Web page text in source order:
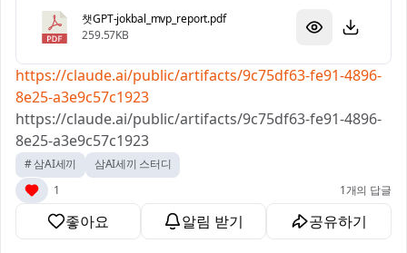
챗GPT-jokbal_mvp_report.pdf
259.57KB
https://claude.ai/public/artifacts/9c75df63-fe91-4896-
8e25-a3e9c57c1923
https://claude.ai/public/artifacts/9c75df63-fe91-4896-
8e25-a3e9c57c1923
# 삼AI세끼
삼AI세끼 스터디
1
1개의 답글
좋아요 알림 받기 공유하기